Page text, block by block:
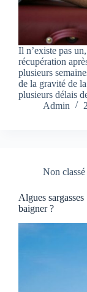
Il n’existe pas
récupération
plusieurs
de la gravité de
plusieurs délais
Admin
Non classé
Algues
baigner ?